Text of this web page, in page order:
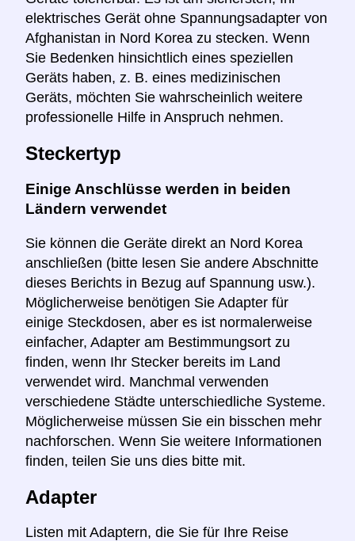
elektrisches Gerät ohne Spannungsadapter von
Afghanistan in Nord Korea zu stecken. Wenn
Sie Bedenken hinsichtlich eines speziellen
Geräts haben, z. B. eines medizinischen
Geräts, möchten Sie wahrscheinlich weitere
professionelle Hilfe in Anspruch nehmen.
Steckertyp
Einige Anschlüsse werden in beiden
Ländern verwendet
Sie können die Geräte direkt an Nord Korea
anschließen (bitte lesen Sie andere Abschnitte
dieses Berichts in Bezug auf Spannung usw.).
Möglicherweise benötigen Sie Adapter für
einige Steckdosen, aber es ist normalerweise
einfacher, Adapter am Bestimmungsort zu
finden, wenn Ihr Stecker bereits im Land
verwendet wird. Manchmal verwenden
verschiedene Städte unterschiedliche Systeme.
Möglicherweise müssen Sie ein bisschen mehr
nachforschen. Wenn Sie weitere Informationen
finden, teilen Sie uns dies bitte mit.
Adapter
Listen mit Adaptern, die Sie für Ihre Reise